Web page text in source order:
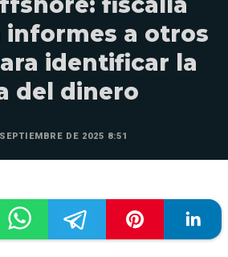
informes a otros
identificar la
del dinero
DE 2025 8:51